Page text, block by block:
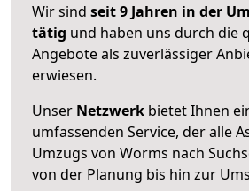
Wir sind seit 9 Jahren in der
tätig und haben uns durch die
Angebote als zuverlässiger
erwiesen.
Unser Netzwerk bietet Ihnen
umfassenden Service, der alle
Umzugs von Worms nach
von der Planung bis hin zur